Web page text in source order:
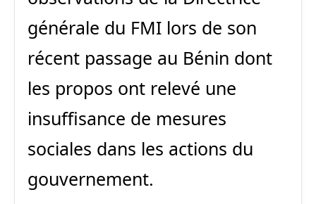
générale du FMI lors de son
récent passage au Bénin dont
les propos ont relevé une
insuffisance de mesures
sociales dans les actions du
gouvernement.